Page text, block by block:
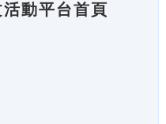
動平台首頁